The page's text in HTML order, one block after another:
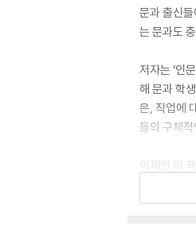
문과 출신
는 문과도
저자는 ‘인
해 문과 학
은, 직업에
들의 구체
어쩌면 이
한 모든 청
길 소망한다.